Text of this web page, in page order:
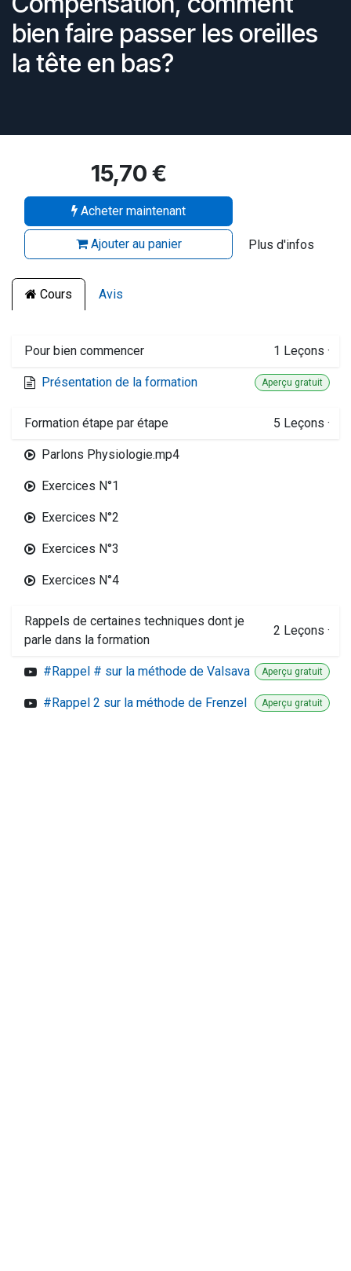
bien faire passer les oreilles
la tête en bas?
15,70 €
Acheter maintenant
Ajouter au panier Plus d'infos
Cours Avis
Pour bien commencer 1 Leçons ·
Présentation de la formation Aperçu gratuit
Formation étape par étape 5 Leçons ·
Parlons Physiologie.mp4
Exercices N°1
Exercices N°2
Exercices N°3
Exercices N°4
Rappels de certaines techniques dont je
parle dans la formation
2 Leçons ·
#Rappel # sur la méthode de Valsava Aperçu gratuit
#Rappel 2 sur la méthode de Frenzel Aperçu gratuit